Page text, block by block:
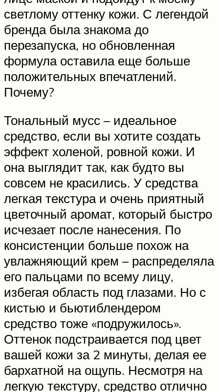
светлому оттенку кожи. С легендой
бренда была знакома до
перезапуска, но обновленная
формула оставила еще больше
положительных впечатлений.
Почему?
Тональный мусс – идеальное
средство, если вы хотите создать
эффект холеной, ровной кожи. И
она выглядит так, как будто вы
совсем не красились. У средства
легкая текстура и очень приятный
цветочный аромат, который быстро
исчезает после нанесения. По
консистенции больше похож на
увлажняющий крем – распределяла
его пальцами по всему лицу,
избегая область под глазами. Но с
кистью и бьютиблендером
средство тоже «подружилось».
Оттенок подстраивается под цвет
вашей кожи за 2 минуты, делая ее
бархатной на ощупь. Несмотря на
легкую текстуру, средство отлично